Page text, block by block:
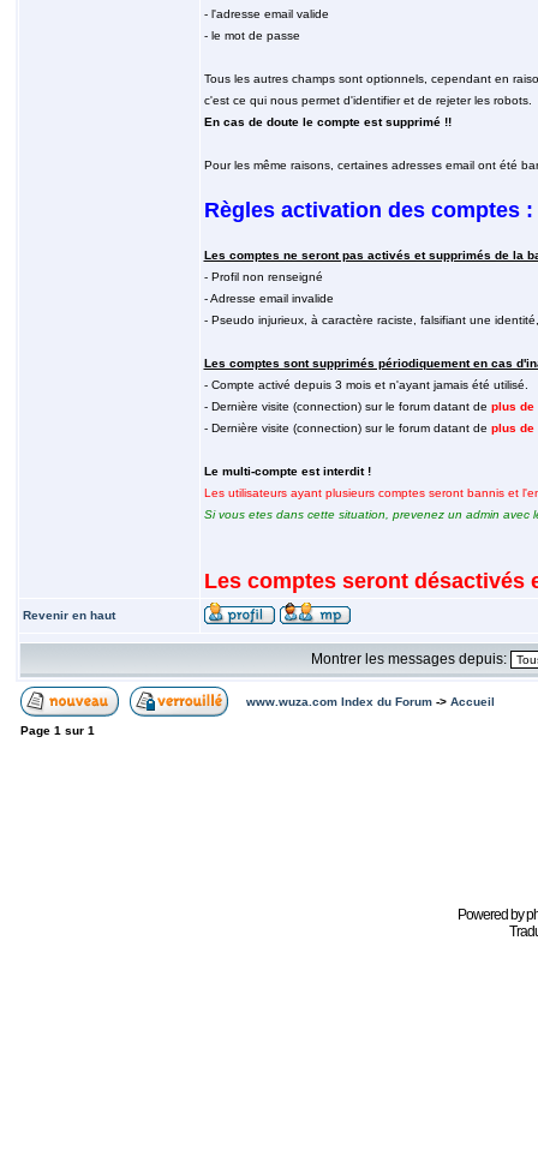
- l'adresse email valide
- le mot de passe
Tous les autres champs sont optionnels, cependant en
c'est ce qui nous permet d'identifier et de rejeter les robots.
En cas de doute le compte est supprimé !!
Pour les même raisons, certaines adresses email ont été
Règles activation des comptes :
Les comptes ne seront pas activés et supprimés de la
- Profil non renseigné
- Adresse email invalide
- Pseudo injurieux, à caractère raciste, falsifiant une
Les comptes sont supprimés périodiquement en cas
- Compte activé depuis 3 mois et n'ayant jamais été utilisé.
- Dernière visite (connection) sur le forum datant de plus de
- Dernière visite (connection) sur le forum datant de plus de
Le multi-compte est interdit !
Les utilisateurs ayant plusieurs comptes seront bannis et
Si vous etes dans cette situation, prevenez un admin avec
Les comptes seront désactivés
Revenir en haut
Montrer les messages depuis:
www.wuza.com Index du Forum-> Accueil
Page 1 sur 1
Powered by